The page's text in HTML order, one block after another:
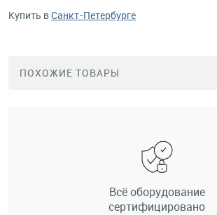
Купить вСанкт-Петербурге
ПОХОЖИЕ ТОВАРЫ
Всё оборудование
сертифицировано